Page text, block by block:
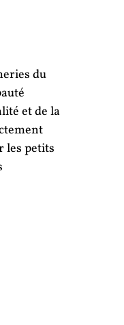
du
et de la
les petits